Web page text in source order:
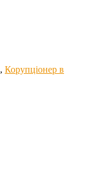
, Корупціонер в